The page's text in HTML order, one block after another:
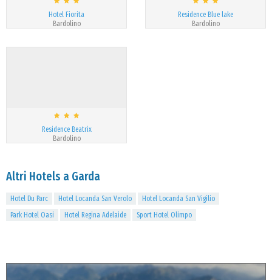
Hotel Fiorita
Bardolino
Residence Blue lake
Bardolino
Residence Beatrix
Bardolino
Altri Hotels a Garda
Hotel Du Parc Hotel Locanda San Verolo
Hotel Locanda San Vigilio
Park Hotel Oasi
Hotel Regina Adelaide Sport Hotel Olimpo